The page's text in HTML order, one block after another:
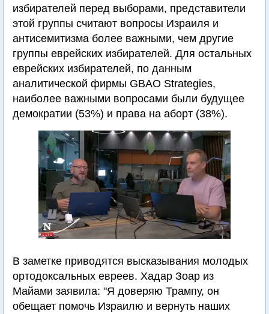
избирателей перед выборами, представители
этой группы считают вопросы Израиля и
антисемитизма более важными, чем другие
группы еврейских избирателей. Для остальных
еврейских избирателей, по данным
аналитической фирмы GBAO Strategies,
наиболее важными вопросами были будущее
демократии (53%) и права на аборт (38%).
В заметке приводятся высказывания молодых
ортодоксальных евреев. Хадар Зоар из
Майами заявила: "Я доверяю Трампу, он
обещает помочь Израилю и вернуть наших